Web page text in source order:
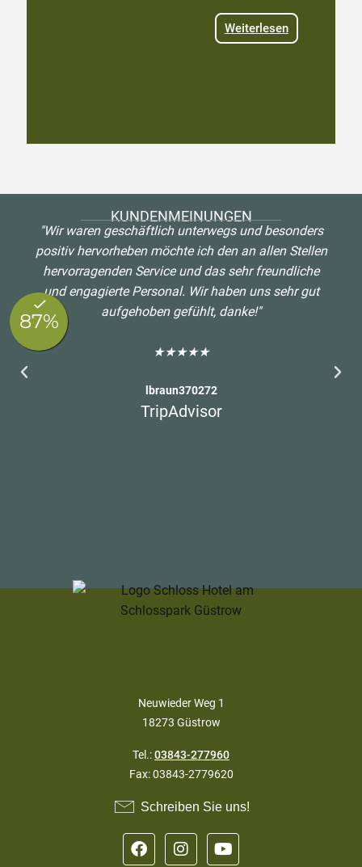
Weiterlesen
KUNDENMEINUNGEN
"Wir waren geschäftlich unterwegs und besonders
positiv hervorheben möchte ich den an allen Stellen
hervorragenden Service und das sehr freundliche
und engagierte Personal. Wir haben uns sehr gut
aufgehoben gefühlt, danke!"
★★★★★
lbraun370272
TripAdvisor
Neuwieder Weg 1
18273 Güstrow
Tel.:03843-277960
Fax: 03843-2779620
Schreiben Sie uns!